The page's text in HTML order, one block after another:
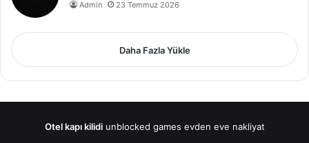
Admin 23 Temmuz 2026
Daha Fazla Yükle
Otel kapı kilidi unblocked games evden eve nakliyat